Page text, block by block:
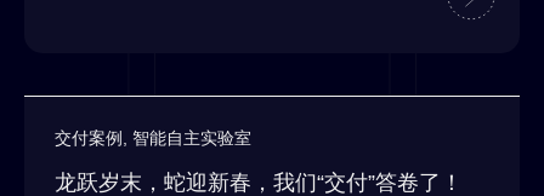
交付案例 智能自主实验室
龙跃岁末，蛇迎新春，我们“交付”答卷了！